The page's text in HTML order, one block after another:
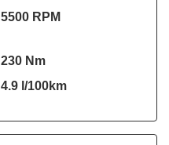
5500 RPM
230 Nm
4.9 l/100km